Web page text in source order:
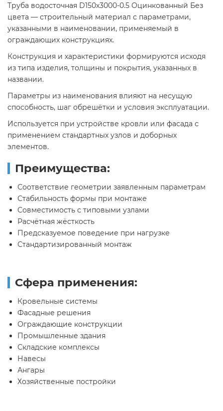
Труба водосточная D150х3000-0.5 Оцинкованный Без
цвета — строительный материал с параметрами,
указанными в наименовании, применяемый в
ограждающих конструкциях.
Конструкция и характеристики формируются исходя
из типа изделия, толщины и покрытия, указанных в
названии.
Параметры из наименования влияют на несущую
способность, шаг обрешётки и условия эксплуатации.
Используется при устройстве кровли или фасада с
применением стандартных узлов и доборных
элементов.
Преимущества:
Соответствие геометрии заявленным параметрам
Стабильность формы при монтаже
Совместимость с типовыми узлами
Расчётная жёсткость
Предсказуемое поведение при нагрузке
Стандартизированный монтаж
Сфера применения:
Кровельные системы
Фасадные решения
Ограждающие конструкции
Промышленные здания
Складские комплексы
Навесы
Ангары
Хозяйственные постройки